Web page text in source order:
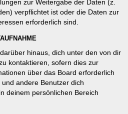
zur Weitergabe der Daten (z.
verpflichtet ist oder die Daten zur
erforderlich sind.
hinaus, dich unter den von dir
kontaktieren, sofern dies zur
über das Board erforderlich
andere Benutzer dich
deinem persönlichen Bereich